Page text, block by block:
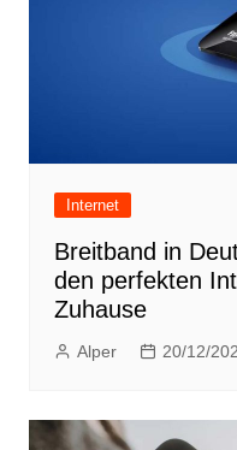
Internet
Breitband in
den perfekten
Zuhause
Alper 20/12/